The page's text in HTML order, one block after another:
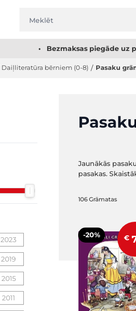
• Bezmaksas piegāde uz
Daiļliteratūra bērniem (0-8) / Pasaku
2023
2019
2015
2011
Jaunākās
pasakas.
106 Grāmatas
-20% €